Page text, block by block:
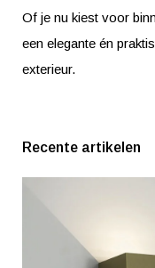
Of je nu kiest voor
een elegante én
exterieur.
Recente artikelen